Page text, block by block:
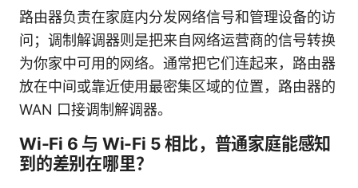
路由器负责在家庭内分发网络信号和管理设备的访
问；调制解调器则是把来自网络运营商的信号转换
为你家中可用的网络。通常把它们连起来，路由器
放在中间或靠近使用最密集区域的位置，路由器的
WAN 口接调制解调器。
Wi-Fi 6 与 Wi-Fi 5 相比，普通家庭能感知
到的差别在哪里？